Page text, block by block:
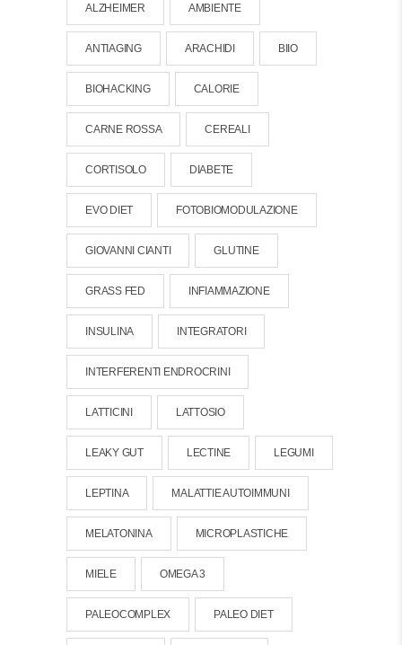
ALZHEIMER AMBIENTE
ANTIAGING ARACHIDI BIIO
BIOHACKING CALORIE
CARNE ROSSA CEREALI
CORTISOLO DIABETE
EVO DIET FOTOBIOMODULAZIONE
GIOVANNI CIANTI GLUTINE
GRASS FED INFIAMMAZIONE
INSULINA INTEGRATORI
INTERFERENTI ENDROCRINI
LATTICINI LATTOSIO
LEAKY GUT LECTINE LEGUMI
LEPTINA MALATTIE AUTOIMMUNI
MELATONINA MICROPLASTICHE
MIELE OMEGA 3
PALEOCOMPLEX PALEO DIET